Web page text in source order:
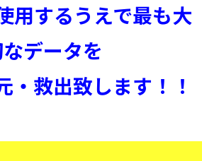
用するうえで最も大
データを
・救出致します！！